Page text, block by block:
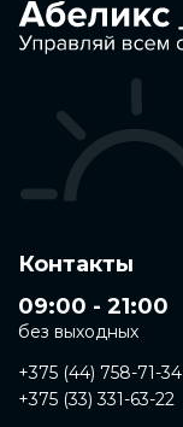
Контакты
09:00 - 21:00
без выходных
+375 (44) 758-71-34
+375 (33) 331-63-22